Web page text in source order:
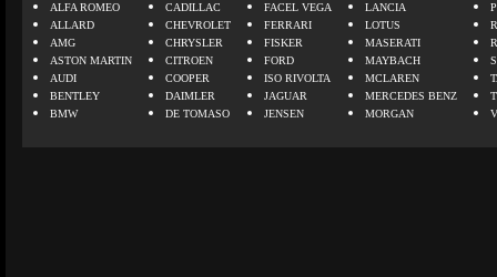
ALFA ROMEO
ALLARD
AMG
ASTON MARTIN
AUDI
BENTLEY
BMW
CADILLAC
CHEVROLET
CHRYSLER
CITROEN
COOPER
DAIMLER
DE TOMASO
FACEL VEGA
FERRARI
FISKER
FORD
ISO RIVOLTA
JAGUAR
JENSEN
LANCIA
LOTUS
MASERATI
MAYBACH
MCLAREN
MERCEDES BENZ
MORGAN